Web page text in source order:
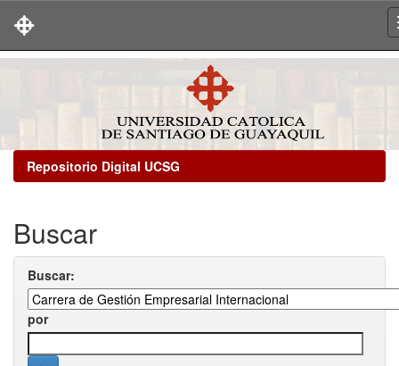
Repositorio Digital UCSG
Buscar
Buscar:
por